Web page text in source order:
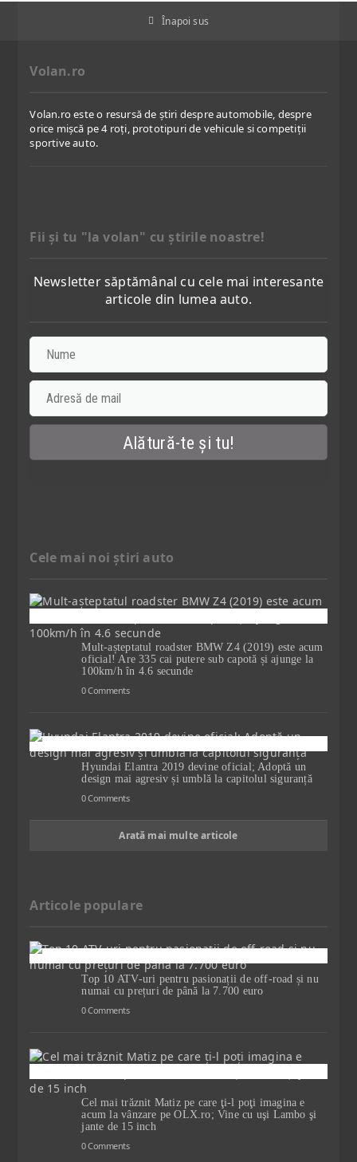
Înapoi sus
Volan.ro
Volan.ro este o resursă de știri despre automobile, despre
orice mișcă pe 4 roți, prototipuri de vehicule si competiții
sportive auto.
Fii şi tu "la volan" cu ştirile noastre!
Newsletter săptămânal cu cele mai interesante
articole din lumea auto.
Cele mai noi știri auto
Mult-așteptatul roadster BMW Z4 (2019) este acum
oficial! Are 335 cai putere sub capotă și ajunge la
100km/h în 4.6 secunde
0 Comments
Hyundai Elantra 2019 devine oficial; Adoptă un
design mai agresiv și umblă la capitolul siguranță
0 Comments
Arată mai multe articole
Articole populare
Top 10 ATV-uri pentru pasionații de off-road și nu
numai cu prețuri de până la 7.700 euro
0 Comments
Cel mai trăznit Matiz pe care ţi-l poţi imagina e
acum la vânzare pe OLX.ro; Vine cu uşi Lambo şi
jante de 15 inch
0 Comments